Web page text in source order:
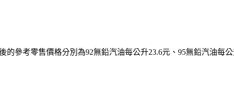
參考零售價格分別為92無鉛汽油每公升23.6元、95無鉛汽油每